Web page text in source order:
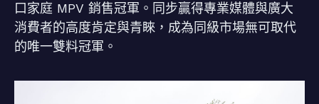
口家庭 MPV 銷售冠軍。同步贏得專業媒體與廣大
消費者的高度肯定與青睞，成為同級市場無可取代
的唯一雙料冠軍。